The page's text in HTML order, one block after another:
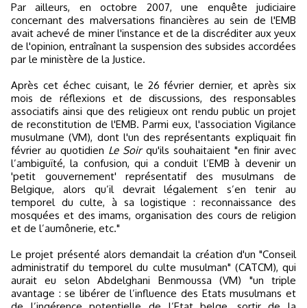
Par ailleurs, en octobre 2007, une enquête judiciaire
concernant des malversations financières au sein de l'EMB
avait achevé de miner l'instance et de la discréditer aux yeux
de l'opinion, entraînant la suspension des subsides accordées
par le ministère de la Justice.
Après cet échec cuisant, le 26 février dernier, et après six
mois de réflexions et de discussions, des responsables
associatifs ainsi que des religieux ont rendu public un projet
de reconstitution de l'EMB. Parmi eux, l'association Vigilance
musulmane (VM), dont l'un des représentants expliquait fin
février au quotidien Le Soirqu'ils souhaitaient "en finir avec
l’ambiguïté, la confusion, qui a conduit l’EMB à devenir un
'petit gouvernement' représentatif des musulmans de
Belgique, alors qu’il devrait légalement s’en tenir au
temporel du culte, à sa logistique : reconnaissance des
mosquées et des imams, organisation des cours de religion
et de l’aumônerie, etc."
Le projet présenté alors demandait la création d'un "Conseil
administratif du temporel du culte musulman" (CATCM), qui
aurait eu selon Abdelghani Benmoussa (VM) "un triple
avantage : se libérer de l’influence des Etats musulmans et